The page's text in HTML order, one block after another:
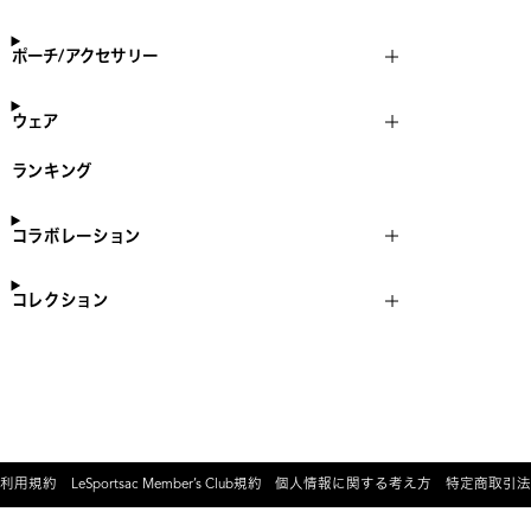
ポーチ/アクセサリー
ウェア
ランキング
コラボレーション
コレクション
利用規約 LeSportsac Member’s Club規約 個人情報に関する考え方 特定商取引